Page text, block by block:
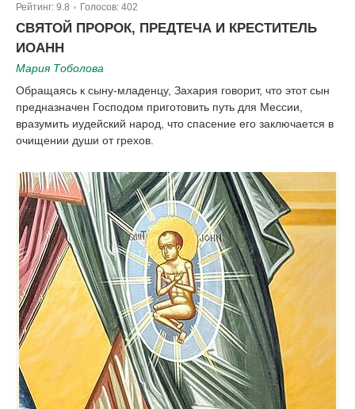
Рейтинг: 9.8 Голосов: 402
СВЯТОЙ ПРОРОК, ПРЕДТЕЧА И КРЕСТИТЕЛЬ
ИОАНН
Мария Тоболова
Обращаясь к сыну-младенцу, Захария говорит, что этот сын
предназначен Господом приготовить путь для Мессии,
вразумить иудейский народ, что спасение его заключается в
очищении души от грехов.